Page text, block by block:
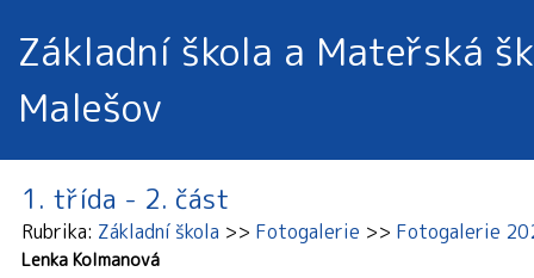
Základní škola a Mateřská
Malešov
1. třída - 2. část
Rubrika Základní škola Fotogalerie Fotogalerie
Lenka Kolmanová